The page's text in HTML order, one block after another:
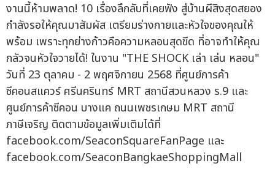
งานนี้ห้ามพลาด! 10 เรื่องลึกลับที่เคยฟัง สู่บ้านผีสิงสุดสยอง
กำลังรอให้คุณมาสัมผัส เตรียมร่างกายและหัวใจของคุณให้
พร้อม เพราะทุกย่างก้าวคือความหลอนสุดขีด ที่อาจทำให้คุณ
กลัวจนหัวใจวายได้! ในงาน "THE SHOCK เล่า เล่น หลอน"
วันที่ 23 ตุลาคม - 2 พฤศจิกายน 2568 ที่ศูนย์การค้า
ซีคอนสแควร์ ศรีนครินทร์ MRT สถานีสวนหลวง ร.9 และ
ศูนย์การค้าซีคอน บางแค ถนนเพชรเกษม MRT สถานี
ภาษีเจริญ ติดตามข้อมูลเพิ่มเติมได้ที่
facebook.com/SeaconSquareFanPage และ
facebook.com/SeaconBangkaeShoppingMall